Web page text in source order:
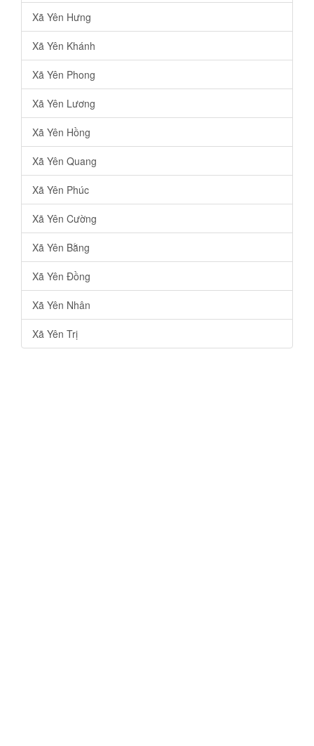
Xã Yên Hưng
Xã Yên Khánh
Xã Yên Phong
Xã Yên Lương
Xã Yên Hồng
Xã Yên Quang
Xã Yên Phúc
Xã Yên Cường
Xã Yên Bằng
Xã Yên Đồng
Xã Yên Nhân
Xã Yên Trị